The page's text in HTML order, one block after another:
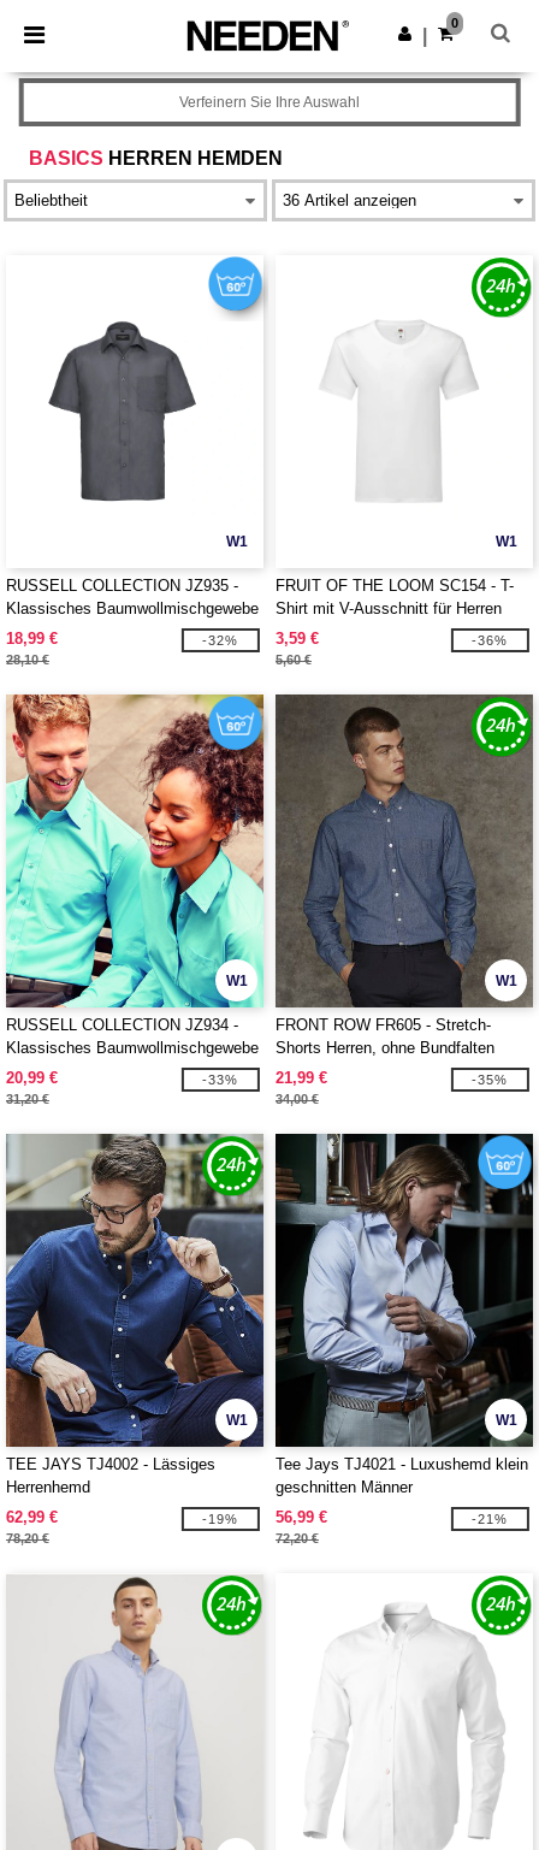
× Needen App
Bessere Preise in der App!
App holen
0
BASICS HERREN HEMDEN
Verfeinern Sie Ihre Auswahl
W1
RUSSELL COLLECTION JZ935 -
Klassisches Baumwollmischgewebe
Popeline Hemd - Kurzarm
18,99 €
28,10 €
-32%
W1
FRUIT OF THE LOOM SC154 - T-
Shirt mit V-Ausschnitt für Herren
3,59 €
5,60 €
-36%
W1
RUSSELL COLLECTION JZ934 -
Klassisches Baumwollmischgewebe
Popeline Hemd - Langarm
20,99 €
31,20 €
-33%
W1
FRONT ROW FR605 - Stretch-
Shorts Herren, ohne Bundfalten
21,99 €
34,00 €
-35%
W1
TEE JAYS TJ4002 - Lässiges
Herrenhemd
62,99 €
78,20 €
-19%
W1
Tee Jays TJ4021 - Luxushemd klein
geschnitten Männer
56,99 €
72,20 €
-21%